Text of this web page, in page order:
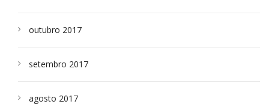
outubro 2017
setembro 2017
agosto 2017